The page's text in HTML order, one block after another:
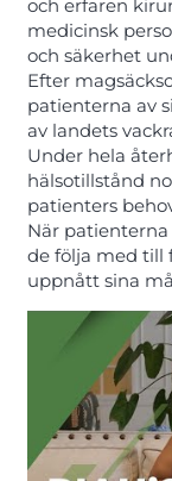
och erfaren
medicinsk
och säkerhet
Efter
patienterna av
av landets
Under hela
hälsotillstånd
patienters
När
de följa med till
uppnått sina